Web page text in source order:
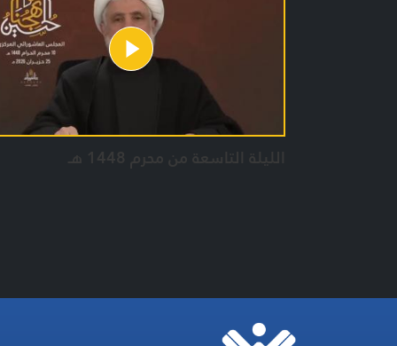
الليلة التاسعة من محرم 1448 هـ